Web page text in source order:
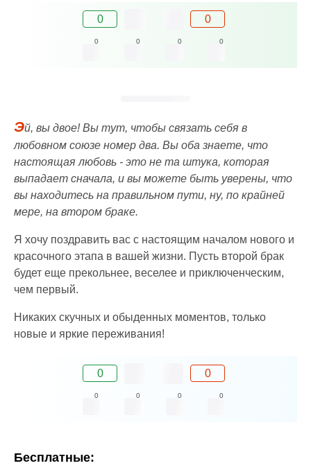
0 0
0 0 0 0
Эй, вы двое! Вы тут, чтобы связать себя в
любовном союзе номер два. Вы оба знаете, что
настоящая любовь - это не та штука, которая
выпадает сначала, и вы можете быть уверены, что
вы находитесь на правильном пути, ну, по крайней
мере, на втором браке.
Я хочу поздравить вас с настоящим началом нового и
красочного этапа в вашей жизни. Пусть второй брак
будет еще прекольнее, веселее и приключенческим,
чем первый.
Никаких скучных и обыденных моментов, только
новые и яркие переживания!
0 0
0 0 0 0
Бесплатные: